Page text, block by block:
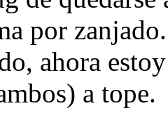
por
ahora
a tope.